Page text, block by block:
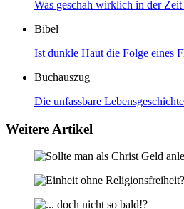
Was geschah wirklich in der
Bibel
Ist dunkle Haut die Folge eines
Buchauszug
Die unfassbare
Weitere Artikel